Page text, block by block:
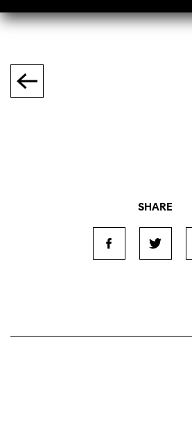
SHARE